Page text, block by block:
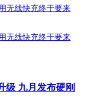
级 九月发布硬刚